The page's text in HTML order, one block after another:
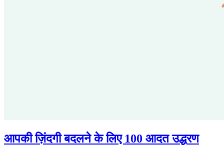
आपकी ज़िंदगी बदलने के लिए 100 आदत उद्धरण